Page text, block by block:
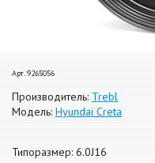
Арт. 9265056
Производитель: Trebl
Модель: Hyundai Creta
Типоразмер: 6.0J16